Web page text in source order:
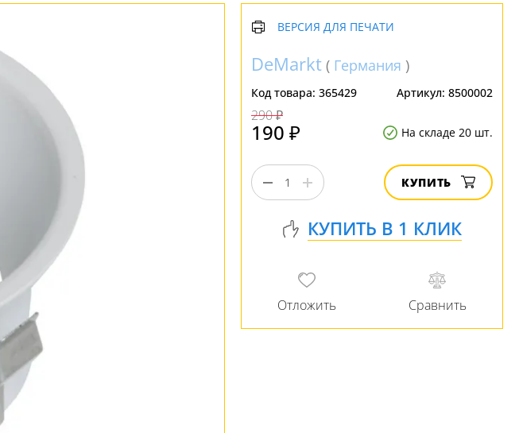
ВЕРСИЯ ДЛЯ ПЕЧАТИ
DeMarkt ( Германия )
Код товара: 365429 Артикул: 8500002
290 ₽
190 ₽ На складе 20 шт.
КУПИТЬ